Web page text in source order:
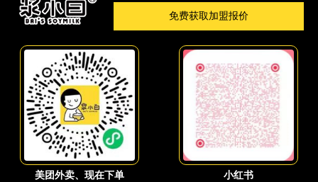
免费获取加盟报价
美团外卖、现在下单 小红书